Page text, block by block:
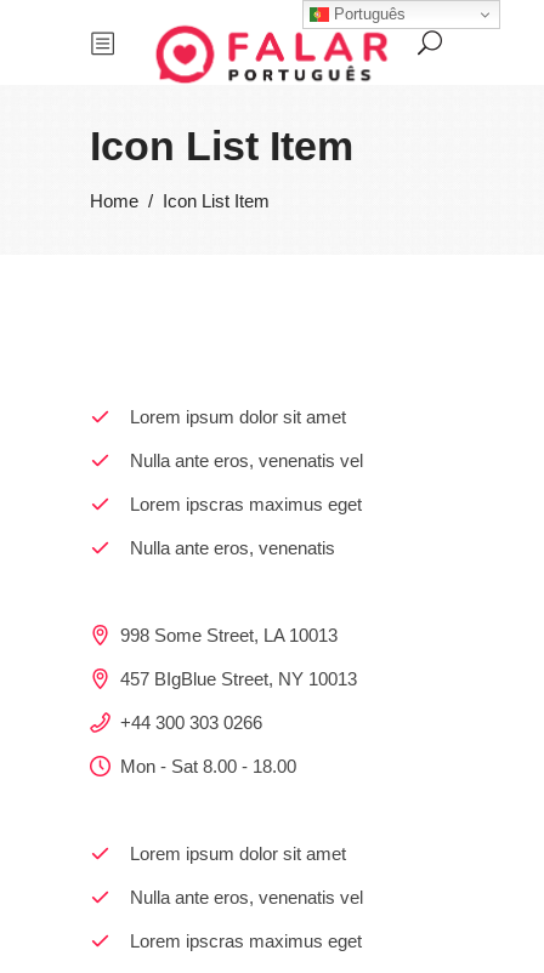
Icon List Item
Home / Icon List Item
Lorem ipsum dolor sit amet
Nulla ante eros, venenatis vel
Lorem ipscras maximus eget
Nulla ante eros, venenatis
998 Some Street, LA 10013
457 BIgBlue Street, NY 10013
+44 300 303 0266
Mon - Sat 8.00 - 18.00
Lorem ipsum dolor sit amet
Nulla ante eros, venenatis vel
Lorem ipscras maximus eget
Português